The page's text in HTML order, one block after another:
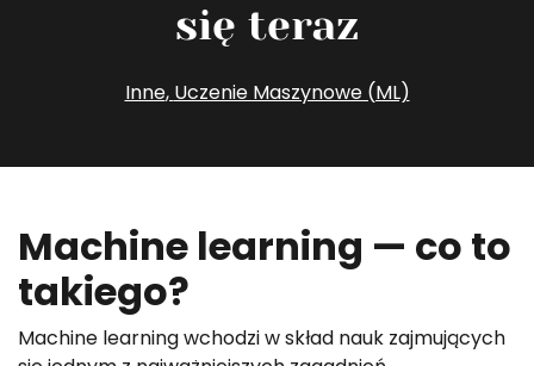
się teraz
Inne, Uczenie Maszynowe (ML)
Machine learning — co to
takiego?
Machine learning wchodzi w skład nauk zajmujących